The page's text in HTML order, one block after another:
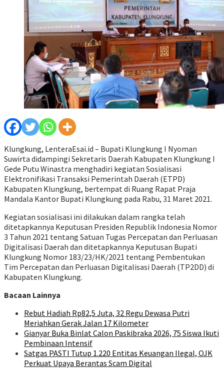
Klungkung, LenteraEsai.id – Bupati Klungkung I Nyoman
Suwirta didampingi Sekretaris Daerah Kabupaten Klungkung I
Gede Putu Winastra menghadiri kegiatan Sosialisasi
Elektronifikasi Transaksi Pemerintah Daerah (ETPD)
Kabupaten Klungkung, bertempat di Ruang Rapat Praja
Mandala Kantor Bupati Klungkung pada Rabu, 31 Maret 2021.
Kegiatan sosialisasi ini dilakukan dalam rangka telah
ditetapkannya Keputusan Presiden Republik Indonesia Nomor
3 Tahun 2021 tentang Satuan Tugas Percepatan dan Perluasan
Digitalisasi Daerah dan ditetapkannya Keputusan Bupati
Klungkung Nomor 183/23/HK/2021 tentang Pembentukan
Tim Percepatan dan Perluasan Digitalisasi Daerah (TP2DD) di
Kabupaten Klungkung.
Bacaan Lainnya
Rebut Hadiah Rp82,5 Juta, 32 Regu Dewasa Putri
Meriahkan Gerak Jalan 17 Kilometer
Gianyar Buka Binlat Calon Paskibraka 2026, 75 Siswa Ikuti
Pembinaan Intensif
Satgas PASTI Tutup 1.220 Entitas Keuangan Ilegal, OJK
Perkuat Upaya Berantas Scam Digital